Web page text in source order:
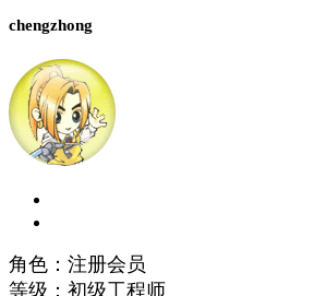
chengzhong
角色：注册会员
等级：初级工程师